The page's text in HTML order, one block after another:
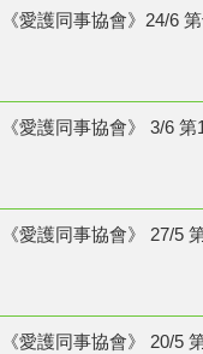
《愛護同事協會》24/6
《愛護同事協會》 3/6
《愛護同事協會》 27/5
《愛護同事協會》 20/5